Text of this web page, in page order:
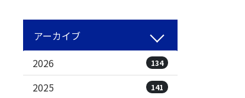
アーカイブ
2026
134
2025 141